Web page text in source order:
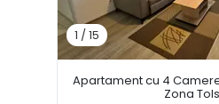
1 /15
Apartament cu 4
Zona